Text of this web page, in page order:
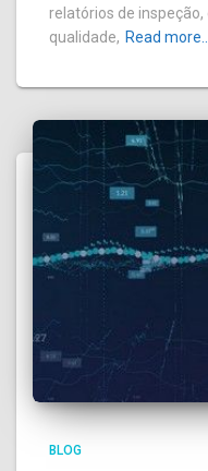
relatórios de
qualidade, Read
BLOG